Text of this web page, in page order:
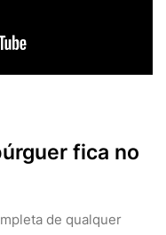
fica no
de qualquer